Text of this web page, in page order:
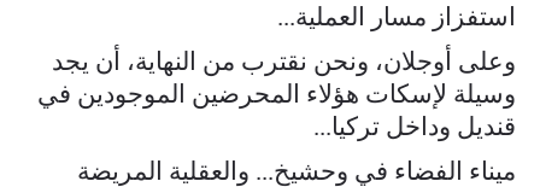
استفزاز مسار العملية...
وعلى أوجلان، ونحن نقترب من النهاية، أن يجد
وسيلة لإسكات هؤلاء المحرضين الموجودين في
قنديل وداخل تركيا...
ميناء الفضاء في وحشيخ... والعقلية المريضة